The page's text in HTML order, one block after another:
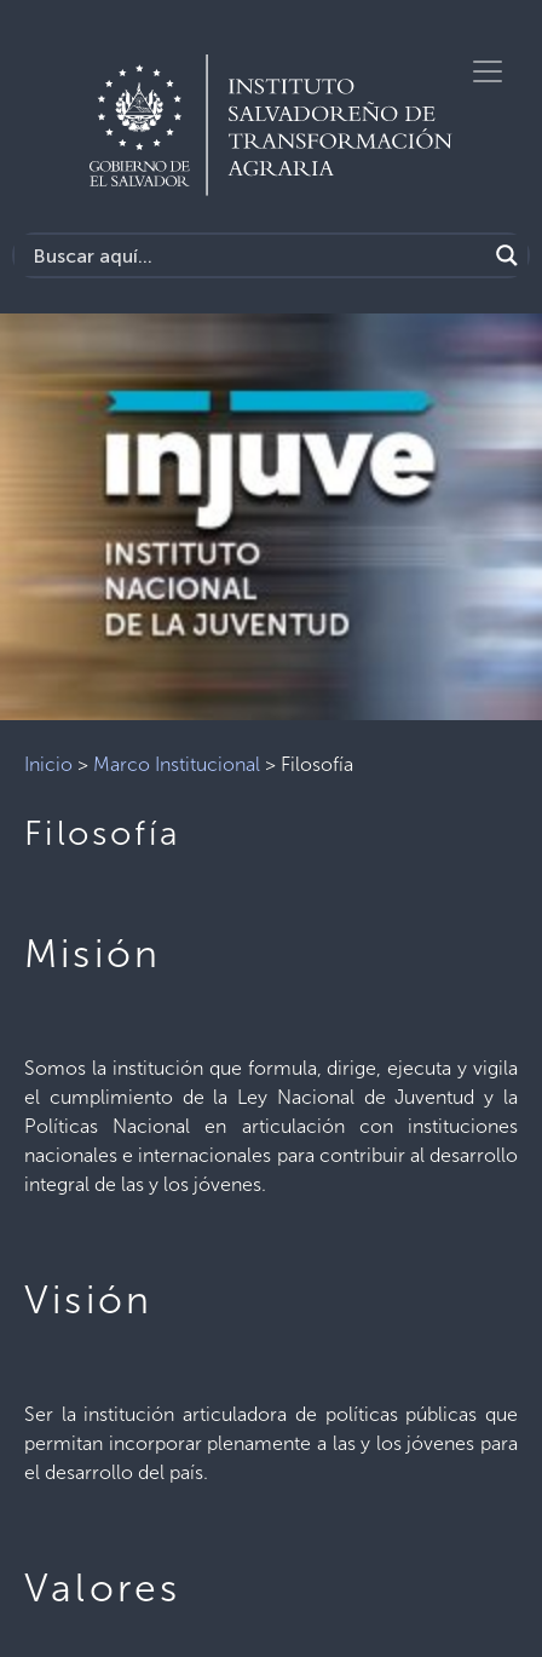
Inicio > Marco Institucional > Filosofía
Filosofía
Misión
Somos la institución que formula, dirige, ejecuta y vigila
el cumplimiento de la Ley Nacional de Juventud y la
Políticas Nacional en articulación con instituciones
nacionales e internacionales para contribuir al desarrollo
integral de las y los jóvenes.
Visión
Ser la institución articuladora de políticas públicas que
permitan incorporar plenamente a las y los jóvenes para
el desarrollo del país.
Valores